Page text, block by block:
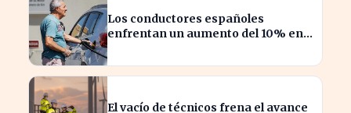
Los conductores españoles
enfrentan un aumento del 10% en
marzo
El vacío de técnicos frena el avance